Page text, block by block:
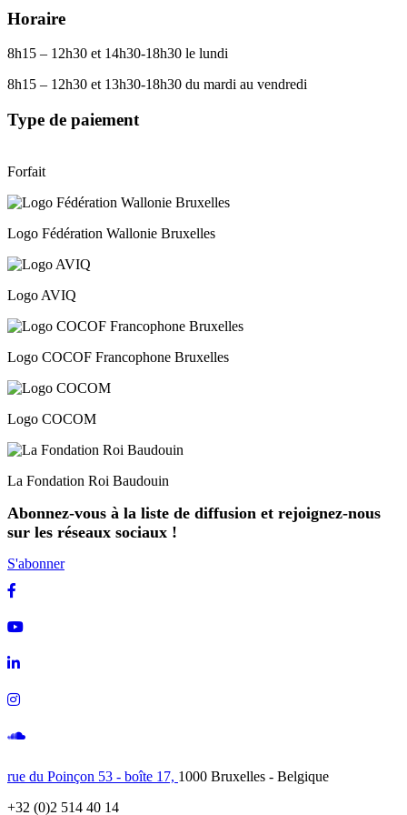
Horaire
8h15 – 12h30 et 14h30-18h30 le lundi
8h15 – 12h30 et 13h30-18h30 du mardi au vendredi
Type de paiement
Forfait
Logo Fédération Wallonie Bruxelles
Logo AVIQ
Logo COCOF Francophone Bruxelles
Logo COCOM
La Fondation Roi Baudouin
Abonnez-vous à la liste de diffusion et rejoignez-nous
sur les réseaux sociaux !
S'abonner
rue du Poinçon 53 - boîte 17, 1000 Bruxelles - Belgique
+32 (0)2 514 40 14